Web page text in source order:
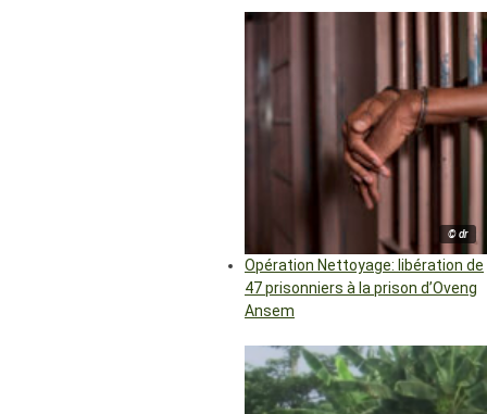
© dr
Opération Nettoyage: libération de
47 prisonniers à la prison d’Oveng
Ansem